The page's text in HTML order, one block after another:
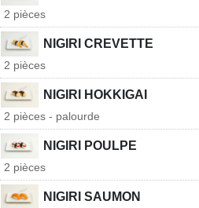
2 pièces
NIGIRI CREVETTE
2 pièces
NIGIRI HOKKIGAI
2 pièces - palourde
NIGIRI POULPE
2 pièces
NIGIRI SAUMON